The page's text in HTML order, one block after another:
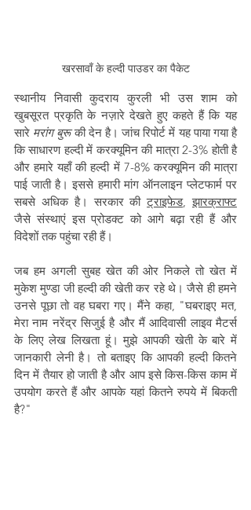
खरसावाँ के हल्दी पाउडर का पैकेट
स्थानीय निवासी कुदराय कुरली भी उस शाम को
खुबसूरत प्रकृति के नज़ारे देखते हुए कहते हैं कि यह
सारे मरांग बुरू की देन है। जांच रिपोर्ट में यह पाया गया है
कि साधारण हल्दी में करक्यूमिन की मात्रा 2-3% होती है
और हमारे यहाँ की हल्दी में 7-8% करक्यूमिन की मात्रा
पाई जाती है। इससे हमारी मांग ऑनलाइन प्लेटफार्म पर
सबसे अधिक है। सरकार की ट्राइफेड, झारक्राफ्ट
जैसे संस्थाएं इस प्रोडक्ट को आगे बढ़ा रही हैं और
विदेशों तक पहुंचा रही हैं।
जब हम अगली सुबह खेत की ओर निकले तो खेत में
मुकेश मुण्डा जी हल्दी की खेती कर रहे थे। जैसे ही हमने
उनसे पूछा तो वह घबरा गए। मैंने कहा, "घबराइए मत,
मेरा नाम नरेंद्र सिजुई है और मैं आदिवासी लाइव मैटर्स
के लिए लेख लिखता हूं। मुझे आपकी खेती के बारे में
जानकारी लेनी है। तो बताइए कि आपकी हल्दी कितने
दिन में तैयार हो जाती है और आप इसे किस-किस काम में
उपयोग करते हैं और आपके यहां कितने रुपये में बिकती
है?"